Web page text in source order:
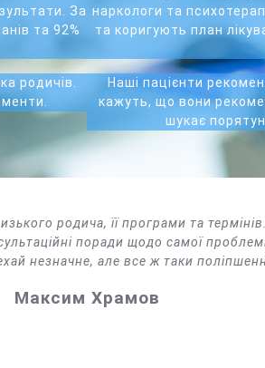
За
та 92%
родичів.
наркологи та
та коригують план
Наші пацієнти
кажуть, що вони
шукає
родича, її програми та
поради щодо самої
незначне, але все ж таки
Максим Храмов